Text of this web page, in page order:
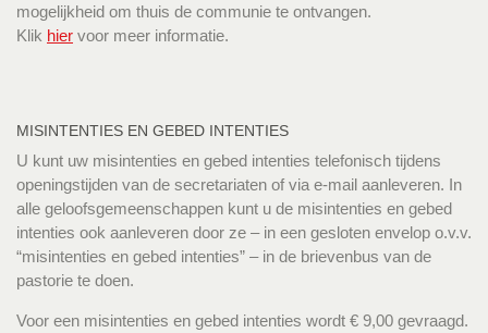
mogelijkheid om thuis de communie te ontvangen.
Klik hier voor meer informatie.
MISINTENTIES EN GEBED INTENTIES
U kunt uw misintenties en gebed intenties telefonisch tijdens
openingstijden van de secretariaten of via e-mail aanleveren. In
alle geloofsgemeenschappen kunt u de misintenties en gebed
intenties ook aanleveren door ze – in een gesloten envelop o.v.v.
“misintenties en gebed intenties” – in de brievenbus van de
pastorie te doen.
Voor een misintenties en gebed intenties wordt € 9,00 gevraagd.